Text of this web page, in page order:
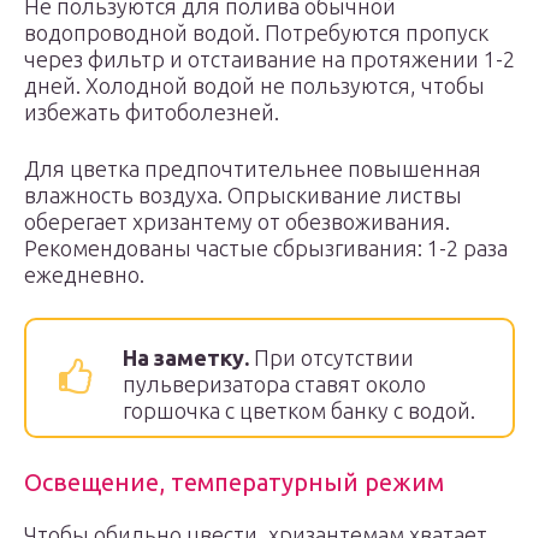
Не пользуются для полива обычной
водопроводной водой. Потребуются пропуск
через фильтр и отстаивание на протяжении 1-2
дней. Холодной водой не пользуются, чтобы
избежать фитоболезней.
Для цветка предпочтительнее повышенная
влажность воздуха. Опрыскивание листвы
оберегает хризантему от обезвоживания.
Рекомендованы частые сбрызгивания: 1-2 раза
ежедневно.
На заметку. При отсутствии
пульверизатора ставят около
горшочка с цветком банку с водой.
Освещение, температурный режим